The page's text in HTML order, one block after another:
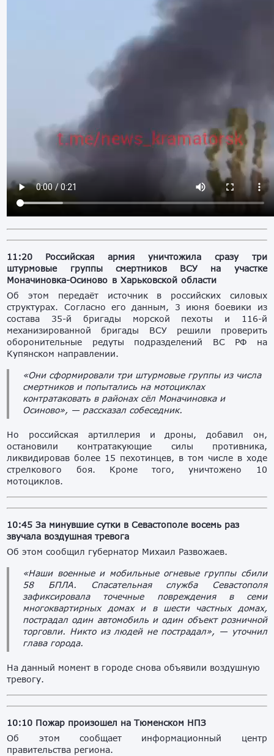
11:20
Российская армия уничтожила сразу три
штурмовые группы смертников ВСУ на участке
Моначиновка-Осиново в Харьковской области
Об этом передаёт источник в российских силовых
структурах. Согласно его данным, 3 июня боевики из
состава 35-й бригады морской пехоты и 116-й
механизированной бригады ВСУ решили проверить
оборонительные редуты подразделений ВС РФ на
Купянском направлении.
«Они сформировали три штурмовые группы из числа
смертников и попытались на мотоциклах
контратаковать в районах сёл Моначиновка и
Осиново», — рассказал собеседник.
Но российская артиллерия и дроны, добавил он,
остановили контратакующие силы противника,
ликвидировав более 15 пехотинцев, в том числе в ходе
стрелкового боя. Кроме того, уничтожено 10
мотоциклов.
10:45 За минувшие сутки в Севастополе восемь раз
звучала воздушная тревога
Об этом сообщил губернатор Михаил Развожаев.
«Наши военные и мобильные огневые группы сбили
58 БПЛА. Спасательная служба Севастополя
зафиксировала точечные повреждения в семи
многоквартирных домах и в шести частных домах,
пострадал один автомобиль и один объект розничной
торговли. Никто из людей не пострадал», — уточнил
глава города.
На данный момент в городе снова объявили воздушную
тревогу.
10:10 Пожар произошел на Тюменском НПЗ
Об этом сообщает информационный центр
правительства региона.